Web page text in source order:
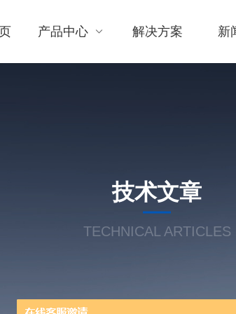
产品中心 解决方案 新
技术文章
TECHNICAL ARTICLES